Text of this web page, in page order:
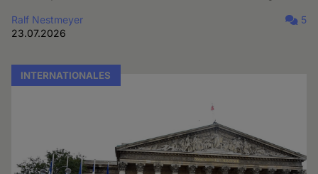
Ralf Nestmeyer
23.07.2026
5
INTERNATIONALES